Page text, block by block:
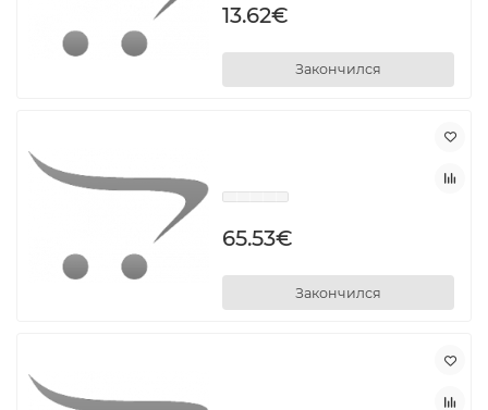
13.62€
Закончился
65.53€
Закончился